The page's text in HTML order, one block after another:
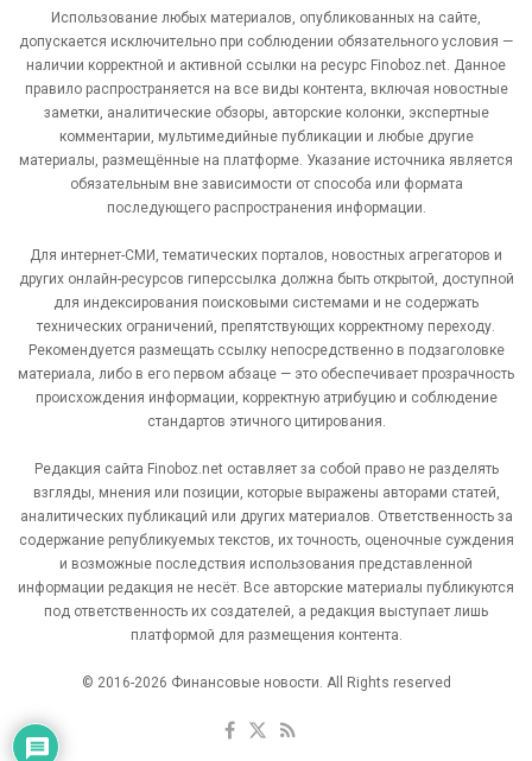
Использование любых материалов, опубликованных на сайте,
допускается исключительно при соблюдении обязательного условия —
наличии корректной и активной ссылки на ресурс Finoboz.net. Данное
правило распространяется на все виды контента, включая новостные
заметки, аналитические обзоры, авторские колонки, экспертные
комментарии, мультимедийные публикации и любые другие
материалы, размещённые на платформе. Указание источника является
обязательным вне зависимости от способа или формата
последующего распространения информации.
Для интернет-СМИ, тематических порталов, новостных агрегаторов и
других онлайн-ресурсов гиперссылка должна быть открытой, доступной
для индексирования поисковыми системами и не содержать
технических ограничений, препятствующих корректному переходу.
Рекомендуется размещать ссылку непосредственно в подзаголовке
материала, либо в его первом абзаце — это обеспечивает прозрачность
происхождения информации, корректную атрибуцию и соблюдение
стандартов этичного цитирования.
Редакция сайта Finoboz.net оставляет за собой право не разделять
взгляды, мнения или позиции, которые выражены авторами статей,
аналитических публикаций или других материалов. Ответственность за
содержание републикуемых текстов, их точность, оценочные суждения
и возможные последствия использования представленной
информации редакция не несёт. Все авторские материалы публикуются
под ответственность их создателей, а редакция выступает лишь
платформой для размещения контента.
© 2016-2026 Финансовые новости. All Rights reserved